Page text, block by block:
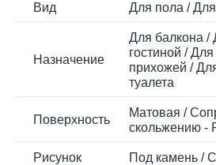
Вид Для пола / Для
Назначение
Для балкона /
гостиной /
прихожей /
туалета
Поверхность
Матовая /
скольжению -
Рисунок Под камень /